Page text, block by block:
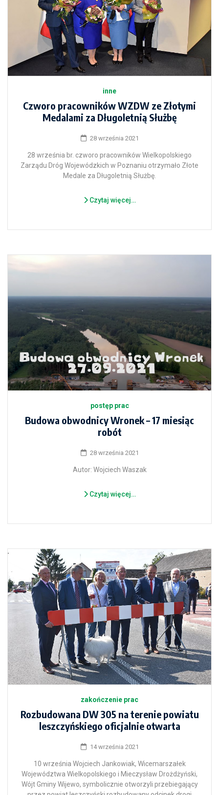
inne
Czworo pracowników WZDW ze Złotymi
Medalami za Długoletnią Służbę
28 września 2021
28 września br. czworo pracowników Wielkopolskiego
Zarządu Dróg Wojewódzkich w Poznaniu otrzymało Złote
Medale za Długoletnią Służbę.
Czytaj więcej…
postęp prac
Budowa obwodnicy Wronek – 17 miesiąc
robót
28 września 2021
Autor: Wojciech Waszak
Czytaj więcej…
zakończenie prac
Rozbudowana DW 305 na terenie powiatu
leszczyńskiego oficjalnie otwarta
14 września 2021
10 września Wojciech Jankowiak, Wicemarszałek
Województwa Wielkopolskiego i Mieczysław Drożdżyński,
Wójt Gminy Wijewo, symbolicznie otworzyli przebiegający